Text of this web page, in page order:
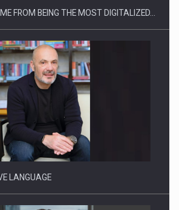
the Future of Protein Demand
FROM BEING THE MOST DIGITALIZED…
LANGUAGE